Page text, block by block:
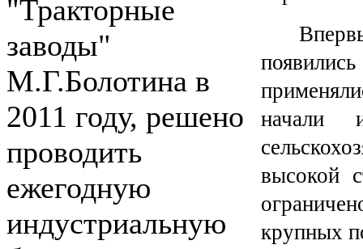
"Тракторные
заводы"
М.Г.Болотина в
2011 году, решено
проводить
ежегодную
индустриальную
начали
высокой
крупных